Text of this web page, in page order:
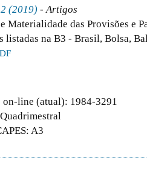
(2019) - Artigos
Materialidade das Provisões e
listadas na B3 - Brasil, Bolsa,
on-line (atual): 1984-3291
A3